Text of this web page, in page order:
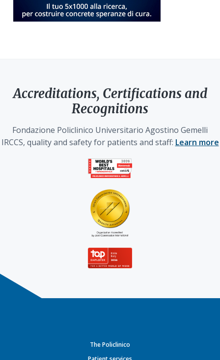
Accreditations, Certifications and
Recognitions
Fondazione Policlinico Universitario Agostino Gemelli
IRCCS, quality and safety for patients and staff: Learn more
The Policlinico